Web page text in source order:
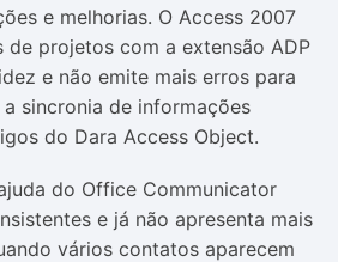
e melhorias. O Access 2007
de projetos com a extensão ADP
e não emite mais erros para
sincronia de informações
do Dara Access Object.
do Office Communicator
e já não apresenta mais
vários contatos aparecem